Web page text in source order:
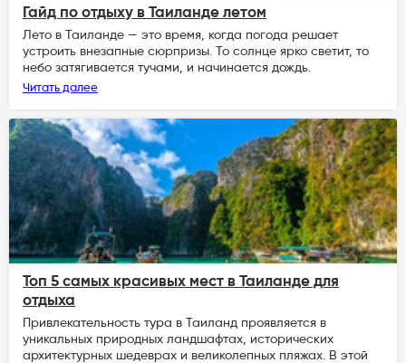
Гайд по отдыху в Таиланде летом
Лето в Таиланде — это время, когда погода решает
устроить внезапные сюрпризы. То солнце ярко светит, то
небо затягивается тучами, и начинается дождь.
Читать далее
Топ 5 самых красивых мест в Таиланде для
отдыха
Привлекательность тура в Таиланд проявляется в
уникальных природных ландшафтах, исторических
архитектурных шедеврах и великолепных пляжах. В этой